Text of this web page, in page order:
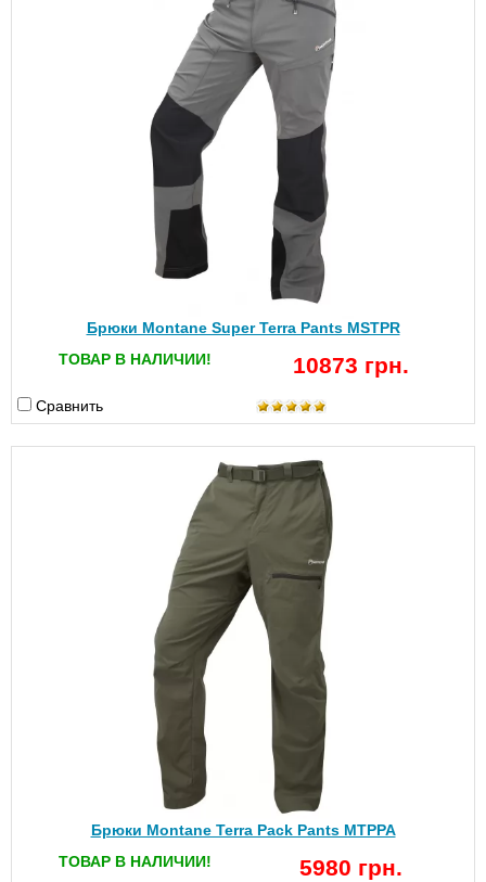
Брюки Montane Super Terra Pants MSTPR
ТОВАР В НАЛИЧИИ!
10873 грн.
Сравнить
Брюки Montane Terra Pack Pants MTPPA
ТОВАР В НАЛИЧИИ!
5980 грн.